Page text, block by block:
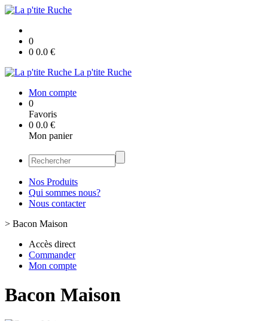
0
0 0.0 €
La p'tite Ruche
Mon compte
0
Favoris
0 0.0 €
Mon panier
Nos Produits
Qui sommes nous?
Nous contacter
> Bacon Maison
Accès direct
Commander
Mon compte
Bacon Maison